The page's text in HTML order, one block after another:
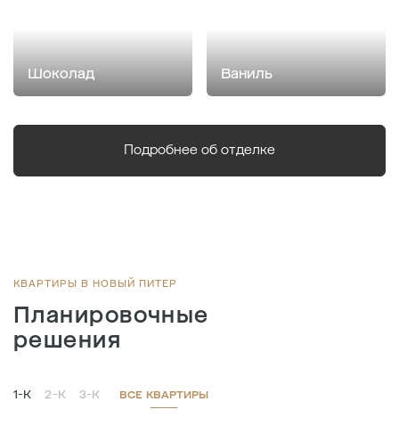
Шоколад Ваниль
Подробнее об отделке
КВАРТИРЫ В НОВЫЙ ПИТЕР
Планировочные
решения
1-К 2-К 3-К ВСЕ КВАРТИРЫ